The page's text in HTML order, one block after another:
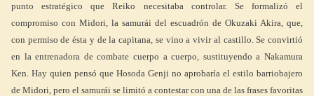
punto estratégico que Reiko necesitaba controlar. Se formalizó el
compromiso con Midori, la samurái del escuadrón de Okuzaki Akira, que,
con permiso de ésta y de la capitana, se vino a vivir al castillo. Se convirtió
en la entrenadora de combate cuerpo a cuerpo, sustituyendo a Nakamura
Ken. Hay quien pensó que Hosoda Genji no aprobaría el estilo barriobajero
de Midori, pero el samurái se limitó a contestar con una de las frases favoritas